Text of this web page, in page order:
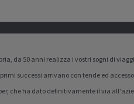
da 50 anni realizza i vostri sogni di
successi arrivano con tende ed
che ha dato definitivamente il via